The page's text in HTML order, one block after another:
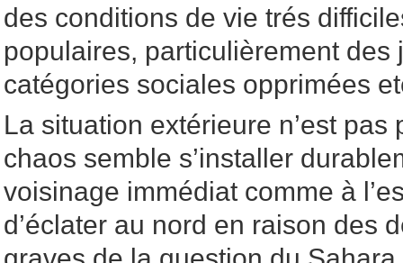
des conditions de vie trés
populaires, particulièrement des
catégories sociales opprimées
La situation extérieure n’est
chaos semble s’installer
voisinage immédiat comme à
d’éclater au nord en raison des